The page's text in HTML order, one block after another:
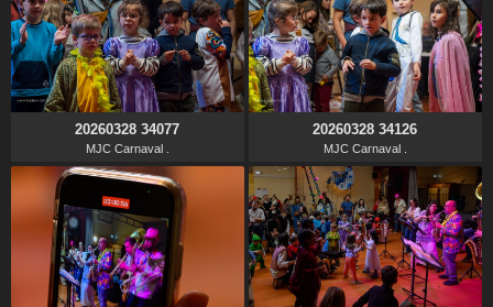
20260328 34077
MJC Carnaval .
20260328 34126
MJC Carnaval .